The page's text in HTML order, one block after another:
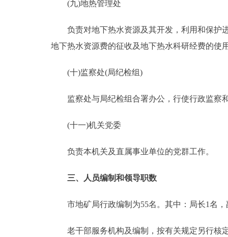
(九)地热管理处
负责对地下热水资源及其开发，利用和保护进
地下热水资源费的征收及地下热水科研经费的使
(十)监察处(局纪检组)
监察处与局纪检组合署办公，行使行政监察
(十一)机关党委
负责本机关及直属事业单位的党群工作。
三、人员编制和领导职数
市地矿局行政编制为55名。其中：局长1名，
老干部服务机构及编制，按有关规定另行核